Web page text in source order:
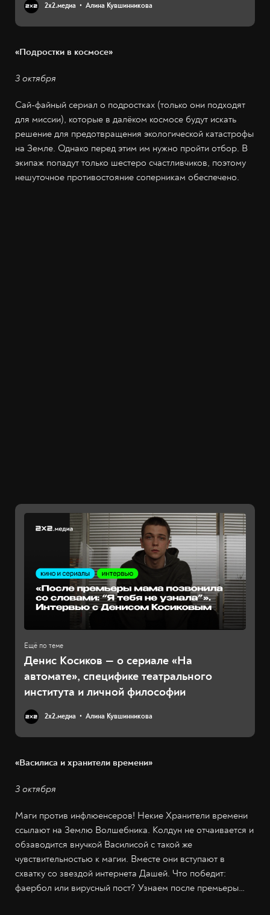
2х2.медиа Алина Кувшинникова
«Подростки в космосе»
3 октября
Сай-файный сериал о подростках (только они подходят
для миссии), которые в далёком космосе будут искать
решение для предотвращения экологической катастрофы
на Земле. Однако перед этим им нужно пройти отбор. В
экипаж попадут только шестеро счастливчиков, поэтому
нешуточное противостояние соперникам обеспечено.
Денис Косиков — о сериале «На
автомате», специфике театрального
института и личной философии
2х2.медиа Алина Кувшинникова
«Василиса и хранители времени»
3 октября
Маги против инфлюенсеров! Некие Хранители времени
ссылают на Землю Волшебника. Колдун не отчаивается и
обзаводится внучкой Василисой с такой же
чувствительностью к магии. Вместе они вступают в
схватку со звездой интернета Дашей. Что победит:
фаербол или вирусный пост? Узнаем после премьеры…